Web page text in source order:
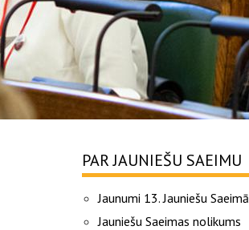
PAR JAUNIEŠU SAEIMU
Jaunumi 13. Jauniešu Saeimā
Jauniešu Saeimas nolikums